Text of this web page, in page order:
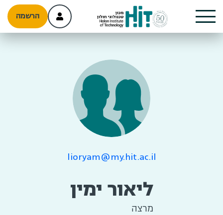
הרשמה
lioryam@my.hit.ac.il
ליאור ימין
מרצה